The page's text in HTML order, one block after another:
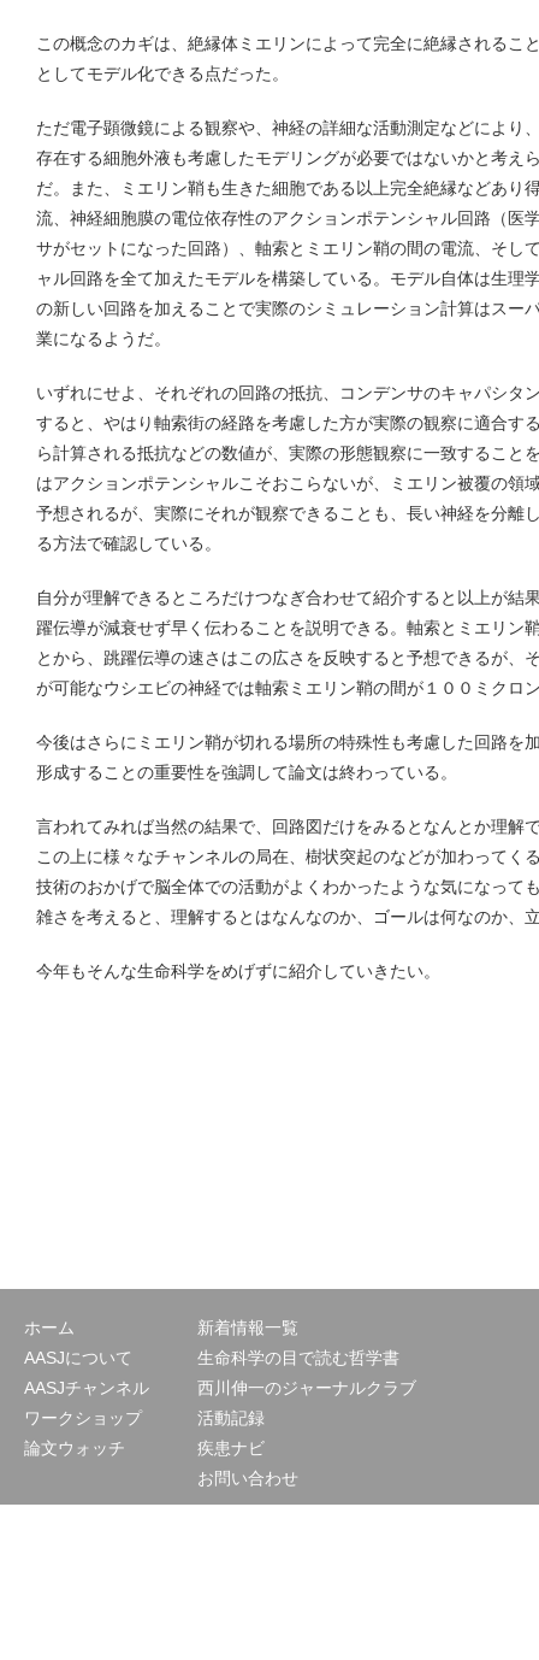
この概念のカギは、絶縁体ミエリンによって完全に絶縁されるこ
としてモデル化できる点だった。
ただ電子顕微鏡による観察や、神経の詳細な活動測定などにより
存在する細胞外液も考慮したモデリングが必要ではないかと考え
だ。また、ミエリン鞘も生きた細胞である以上完全絶縁などあり
流、神経細胞膜の電位依存性のアクションポテンシャル回路（医
サがセットになった回路）、軸索とミエリン鞘の間の電流、そし
ャル回路を全て加えたモデルを構築している。モデル自体は生理
の新しい回路を加えることで実際のシミュレーション計算はスー
業になるようだ。
いずれにせよ、それぞれの回路の抵抗、コンデンサのキャパシタ
すると、やはり軸索街の経路を考慮した方が実際の観察に適合す
ら計算される抵抗などの数値が、実際の形態観察に一致すること
はアクションポテンシャルこそおこらないが、ミエリン被覆の領
予想されるが、実際にそれが観察できることも、長い神経を分離
る方法で確認している。
自分が理解できるところだけつなぎ合わせて紹介すると以上が結
躍伝導が減衰せず早く伝わることを説明できる。軸索とミエリン
とから、跳躍伝導の速さはこの広さを反映すると予想できるが、
が可能なウシエビの神経では軸索ミエリン鞘の間が１００ミクロ
今後はさらにミエリン鞘が切れる場所の特殊性も考慮した回路を
形成することの重要性を強調して論文は終わっている。
言われてみれば当然の結果で、回路図だけをみるとなんとか理解
この上に様々なチャンネルの局在、樹状突起のなどが加わってく
技術のおかげで脳全体での活動がよくわかったような気になって
雑さを考えると、理解するとはなんなのか、ゴールは何なのか、
今年もそんな生命科学をめげずに紹介していきたい。
ホーム
AASJについて
AASJチャンネル
ワークショップ
論文ウォッチ
新着情報一覧
生命科学の目で読む哲学書
西川伸一のジャーナルクラブ
活動記録
疾患ナビ
お問い合わせ